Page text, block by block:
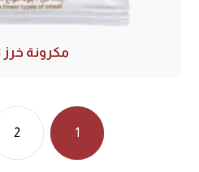
مكرونة خرز 3 لمتنا
1
2